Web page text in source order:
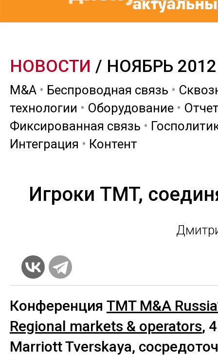
НОВОСТИ / НОЯБРЬ 2012
M&A • Беспроводная связь •
технологии • Оборудование •
Фиксированная связь •
Интеграция • Контент
Игроки TMT,
Конференция TMT M&A
Regional markets & operators,
Marriott Tverskaya,